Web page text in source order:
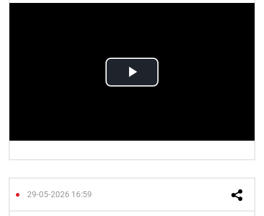
29-05-2026 16:59